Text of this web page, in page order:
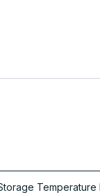
Temperature